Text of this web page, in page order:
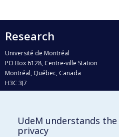
Research
Université de Montréal
PO Box 6128, Centre-ville Station
Montréal, Québec, Canada
H3C 3J7
Who does what?
UdeM understands
privacy